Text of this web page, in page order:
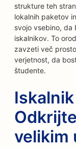
strukture teh
lokalnih paketov
svojo vsebino, da
iskalnikov. To
zavzeti več
verjetnost, da
študente.
velikim